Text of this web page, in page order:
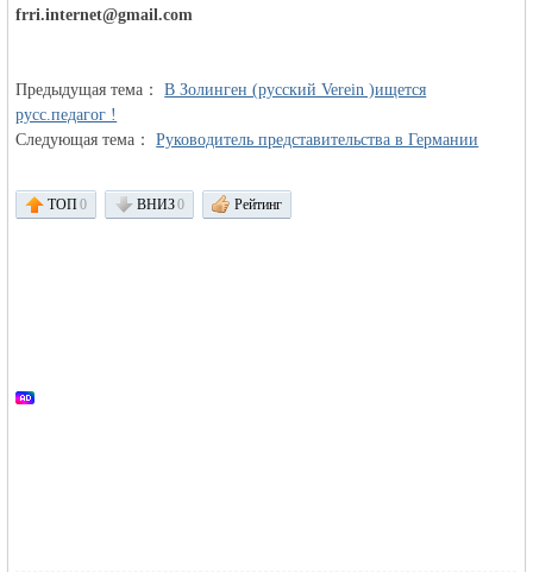
объявления в
frri.internet@gmail.com
Предыдущая тема：В Золинген (русский Verein )ищется
русс.педагог !
Следующая тема：Руководитель представительства в Германии
ТОП0 ВНИЗ0 Рейтинг